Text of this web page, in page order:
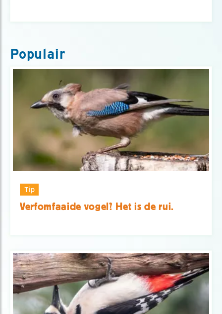
Populair
Tip
Verfomfaaide vogel? Het is de rui.